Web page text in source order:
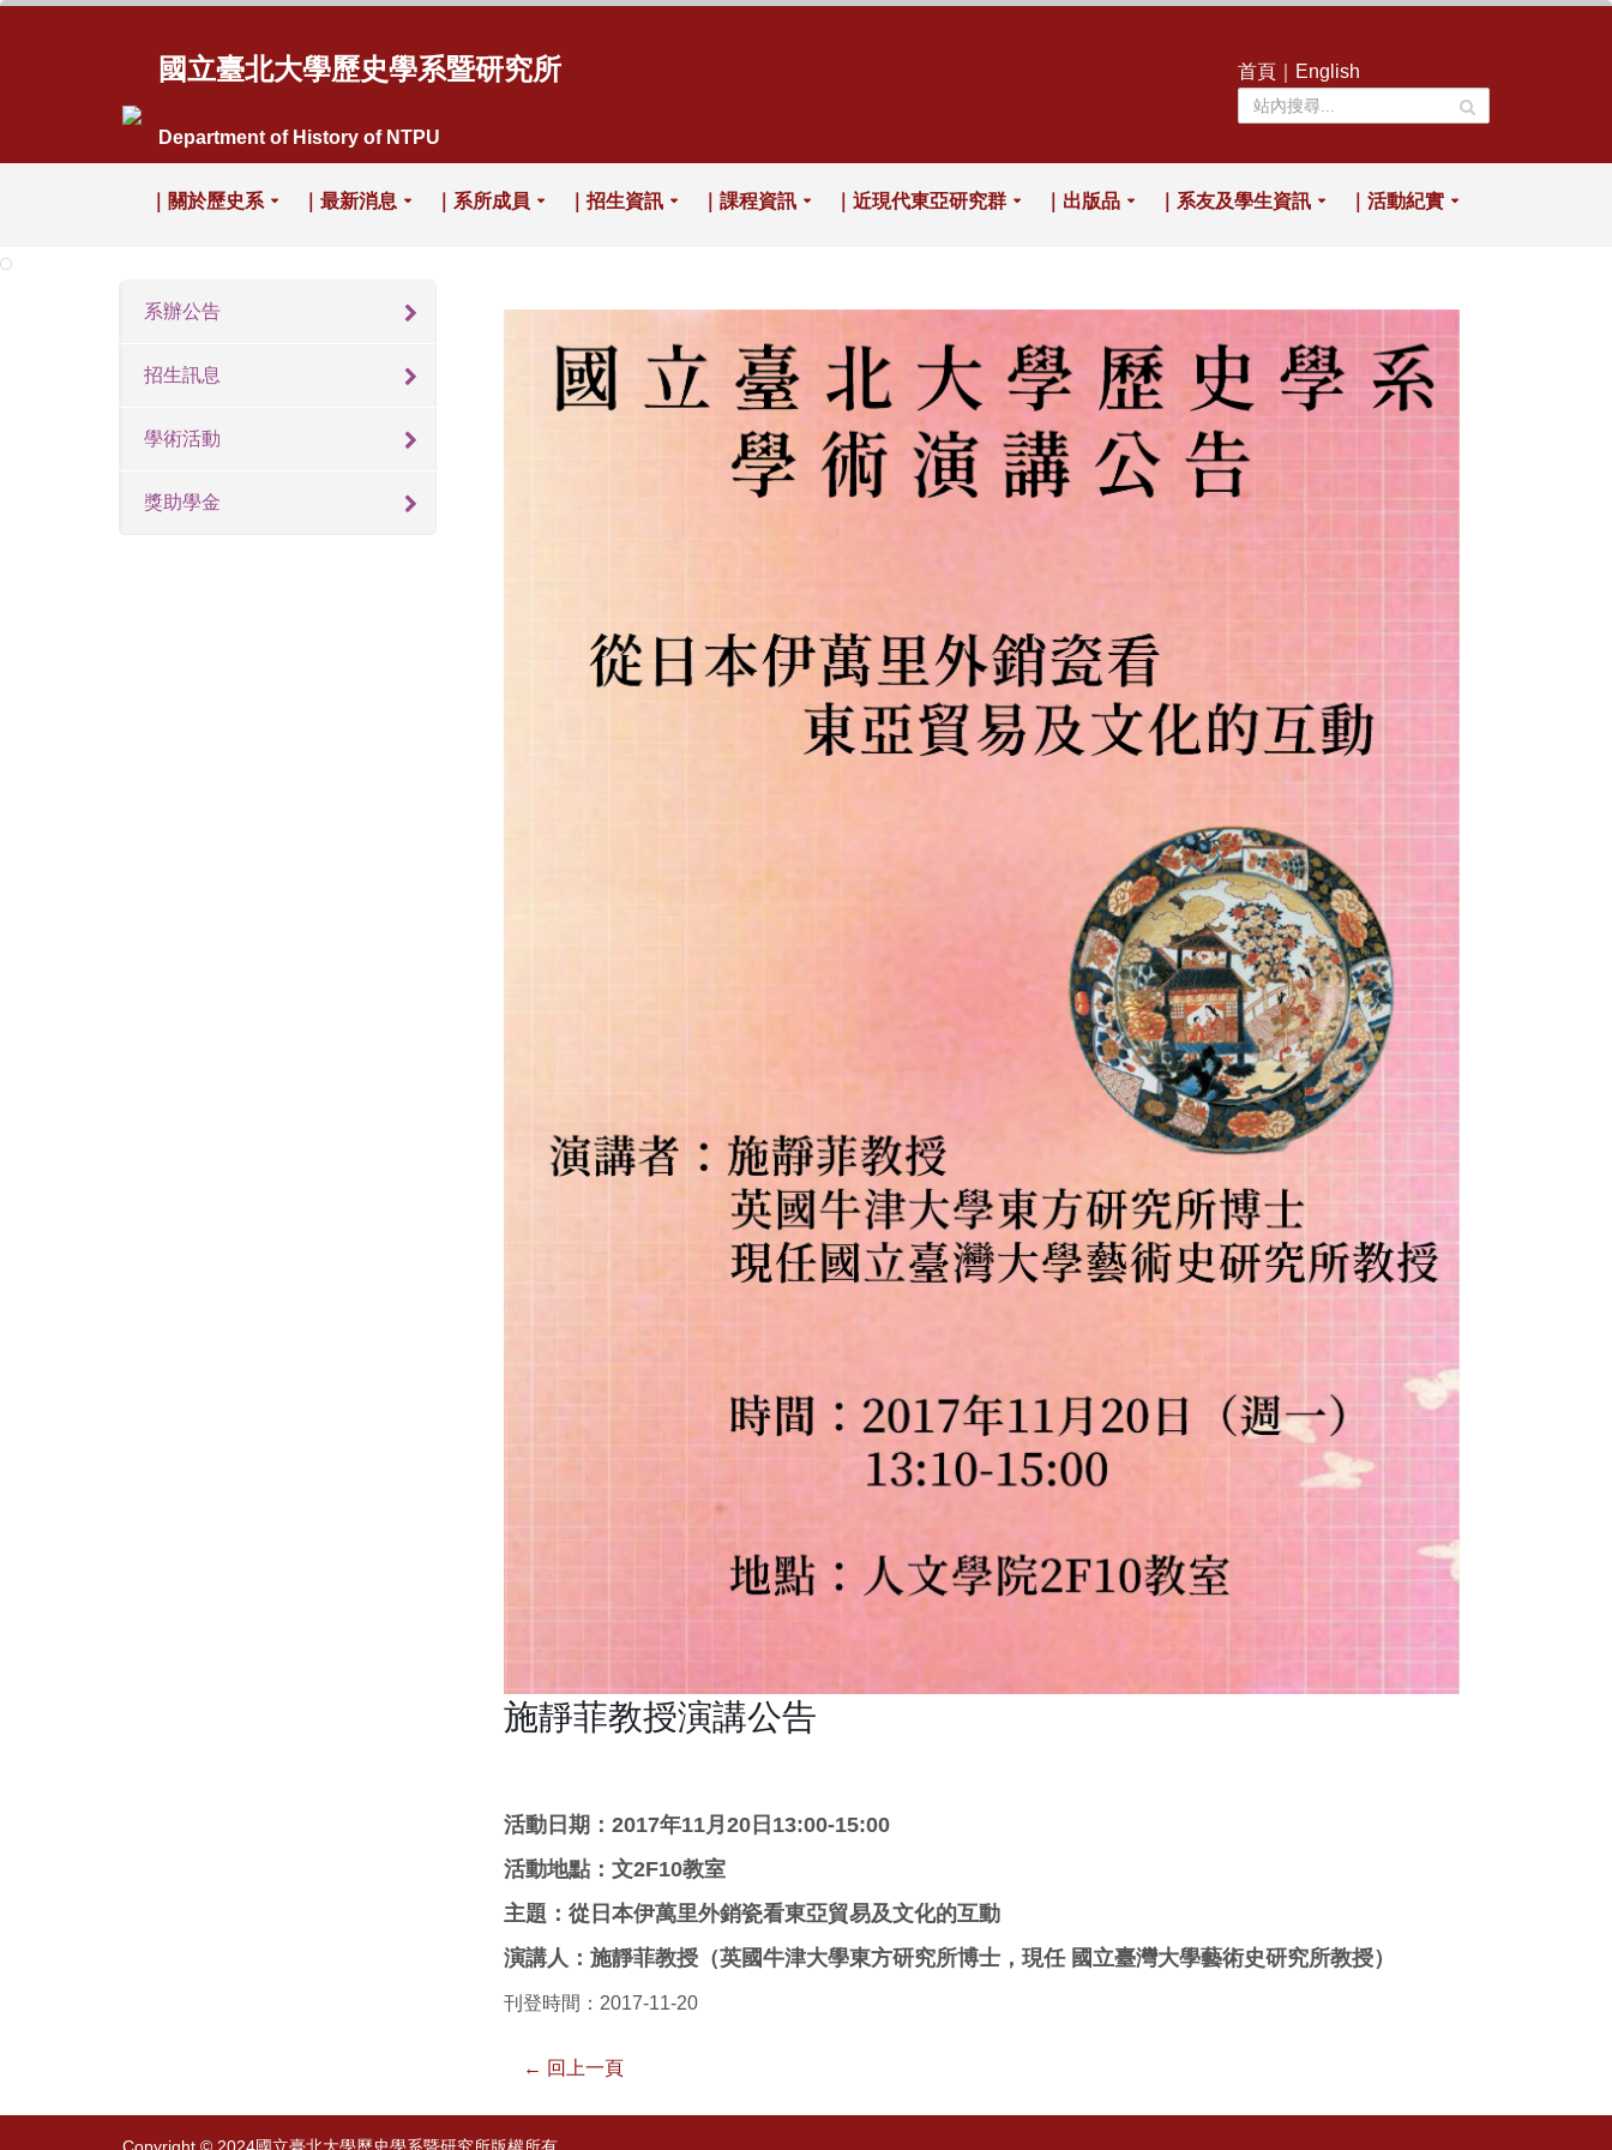
國立臺北大學歷史學系暨研究所
Department of History of NTPU
首頁 English
｜關於歷史系 ｜最新消息 ｜系所成員 ｜招生資訊 ｜課程資訊 ｜近現代東亞研究群 ｜出版品 ｜系友及學生資訊 ｜活動紀實
系辦公告
招生訊息
學術活動
獎助學金
施靜菲教授演講公告
活動日期：2017年11月20日13:00-15:00
活動地點：文2F10教室
主題：從日本伊萬里外銷瓷看東亞貿易及文化的互動
演講人：施靜菲教授（英國牛津大學東方研究所博士，現任 國立臺灣大學藝術史研究所教授）
刊登時間：2017-11-20
← 回上一頁
Copyright © 2024國立臺北大學歷史學系暨研究所版權所有